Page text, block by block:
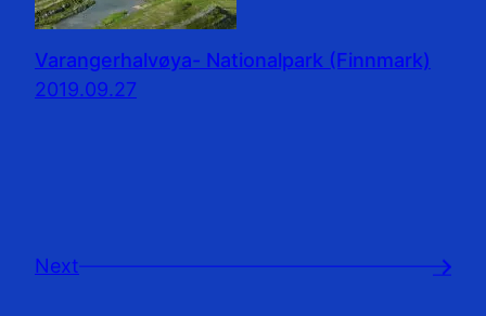
Varangerhalvøya- Nationalpark (Finnmark)
2019.09.27
Next →